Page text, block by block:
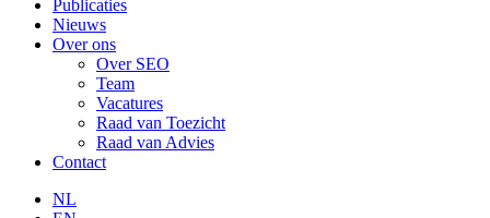
Publicaties
Nieuws
Over ons
Over SEO
Team
Vacatures
Raad van Toezicht
Raad van Advies
Contact
NL